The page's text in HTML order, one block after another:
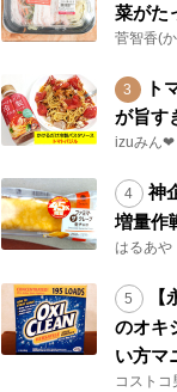
菜がた
菅智香(
ト
が旨す
izuみん❤
神
増量作
はるあや
【
のオキ
い方マ
コストコ